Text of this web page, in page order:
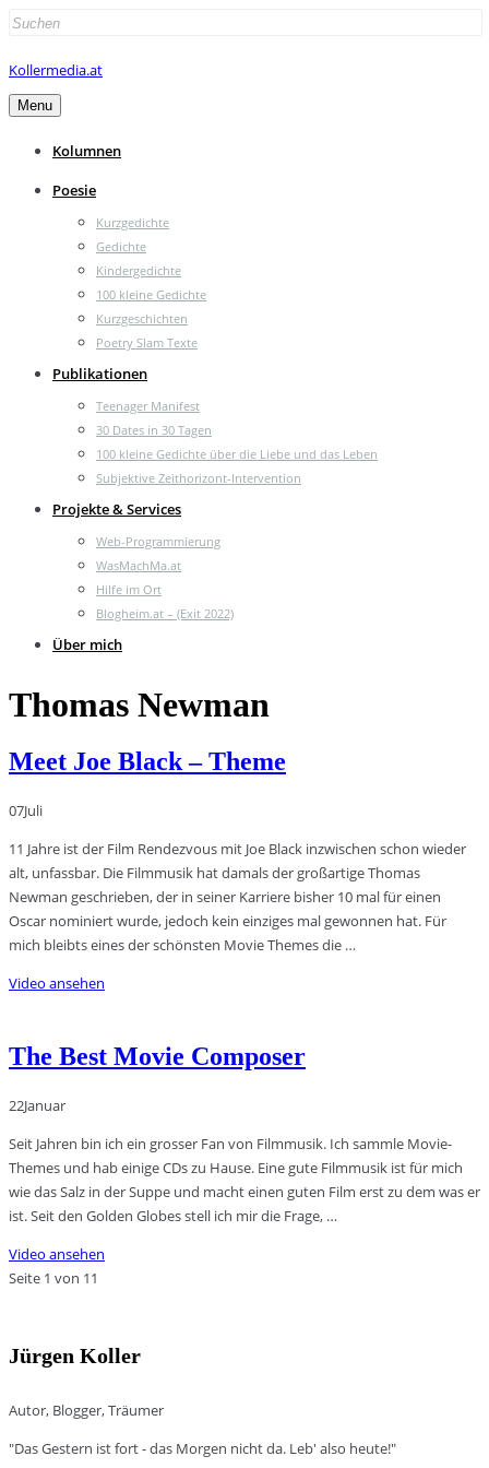
Search
Kollermedia.at
Menu
Kolumnen
Poesie
Kurzgedichte
Gedichte
Kindergedichte
100 kleine Gedichte
Kurzgeschichten
Poetry Slam Texte
Publikationen
Teenager Manifest
30 Dates in 30 Tagen
100 kleine Gedichte über die Liebe und das Leben
Subjektive Zeithorizont-Intervention
Projekte & Services
Web-Programmierung
WasMachMa.at
Hilfe im Ort
Blogheim.at – (Exit 2022)
Über mich
Thomas Newman
Meet Joe Black – Theme
07Juli
11 Jahre ist der Film Rendezvous mit Joe Black inzwischen schon wieder
alt, unfassbar. Die Filmmusik hat damals der großartige Thomas
Newman geschrieben, der in seiner Karriere bisher 10 mal für einen
Oscar nominiert wurde, jedoch kein einziges mal gewonnen hat. Für
mich bleibts eines der schönsten Movie Themes die …
Video ansehen
The Best Movie Composer
22Januar
Seit Jahren bin ich ein grosser Fan von Filmmusik. Ich sammle Movie-
Themes und hab einige CDs zu Hause. Eine gute Filmmusik ist für mich
wie das Salz in der Suppe und macht einen guten Film erst zu dem was er
ist. Seit den Golden Globes stell ich mir die Frage, …
Video ansehen
Seite 1 von 11
Jürgen Koller
Autor, Blogger, Träumer
"Das Gestern ist fort - das Morgen nicht da. Leb' also heute!"